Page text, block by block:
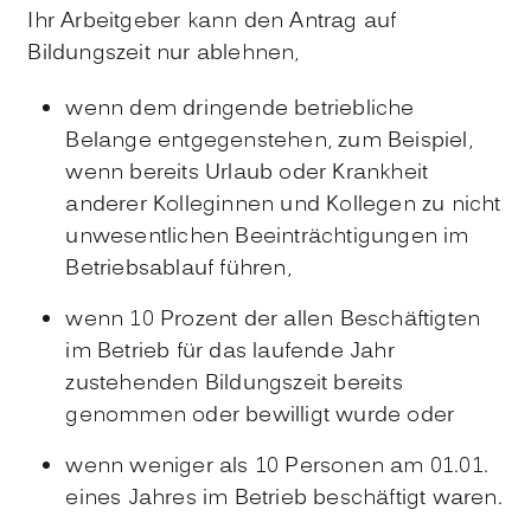
Ihr Arbeitgeber kann den Antrag auf
Bildungszeit nur ablehnen,
wenn dem dringende betriebliche
Belange entgegenstehen, zum Beispiel,
wenn bereits Urlaub oder Krankheit
anderer Kolleginnen und Kollegen zu nicht
unwesentlichen Beeinträchtigungen im
Betriebsablauf führen,
wenn 10 Prozent der allen Beschäftigten
im Betrieb für das laufende Jahr
zustehenden Bildungszeit bereits
genommen oder bewilligt wurde oder
wenn weniger als 10 Personen am 01.01.
eines Jahres im Betrieb beschäftigt waren.